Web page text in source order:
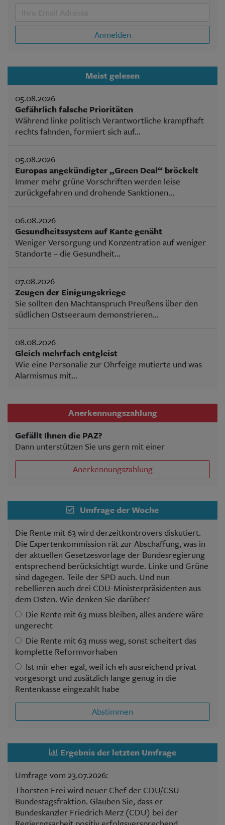
Anmelden
Meist gelesen
05.08.2026
Gefährlich falsche Prioritäten
Während linke politisch Verantwortliche krampfhaft
rechts fahnden, formiert sich auf...
05.08.2026
Europas angekündigter „Green Deal“ bröckelt
Immer mehr grüne Vorschriften werden leise
zurückgefahren und drohende Sanktionen...
06.08.2026
Gesundheitssystem auf Kante genäht
Weniger Versorgung und Konzentration auf weniger
Standorte – die Gesundheit...
07.08.2026
Zeugen der Einigungskriege
Sie sollten den Machtanspruch Preußens über den
südlichen Ostseeraum demonstrieren...
08.08.2026
Gleich mehrfach entgleist
Wie eine Personalie zur Ohrfeige mutierte und was
Alarmismus mit...
Anerkennungszahlung
Gefällt Ihnen die PAZ?
Dann unterstützen Sie uns gern mit einer
Anerkennungszahlung
Umfrage der Woche
Die Rente mit 63 wird derzeitkontrovers diskutiert.
Die Expertenkommission rät zur Abschaffung, was in
der aktuellen Gesetzesvorlage der Bundesregierung
entsprechend berücksichtigt wurde. Linke und Grüne
sind dagegen. Teile der SPD auch. Und nun
rebellieren auch drei CDU-Ministerpräsidenten aus
dem Osten. Wie denken Sie darüber?
Die Rente mit 63 muss bleiben, alles andere wäre
ungerecht
Die Rente mit 63 muss weg, sonst scheitert das
komplette Reformvorhaben
Ist mir eher egal, weil ich eh ausreichend privat
vorgesorgt und zusätzlich lange genug in die
Rentenkasse eingezahlt habe
Abstimmen
Ergebnis der letzten Umfrage
Umfrage vom 23.07.2026:
Thorsten Frei wird neuer Chef der CDU/CSU-
Bundestagsfraktion. Glauben Sie, dass er
Bundeskanzler Friedrich Merz (CDU) bei der